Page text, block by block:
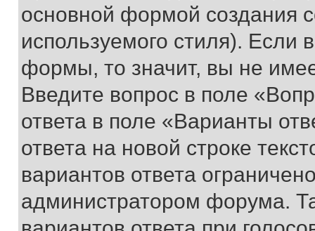
основной формой создания
используемого стиля). Если
формы, то значит, вы не
Введите вопрос в поле
ответа в поле «Варианты
ответа на новой строке
вариантов ответа
администратором форума.